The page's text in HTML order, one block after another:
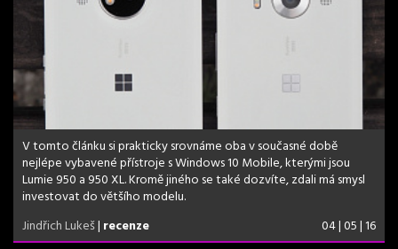
V tomto článku si prakticky srovnáme oba v současné době
nejlépe vybavené přístroje s Windows 10 Mobile, kterými jsou
Lumie 950 a 950 XL. Kromě jiného se také dozvíte, zdali má smysl
investovat do většího modelu.
Jindřich Lukeš| recenze 04 | 05 | 16